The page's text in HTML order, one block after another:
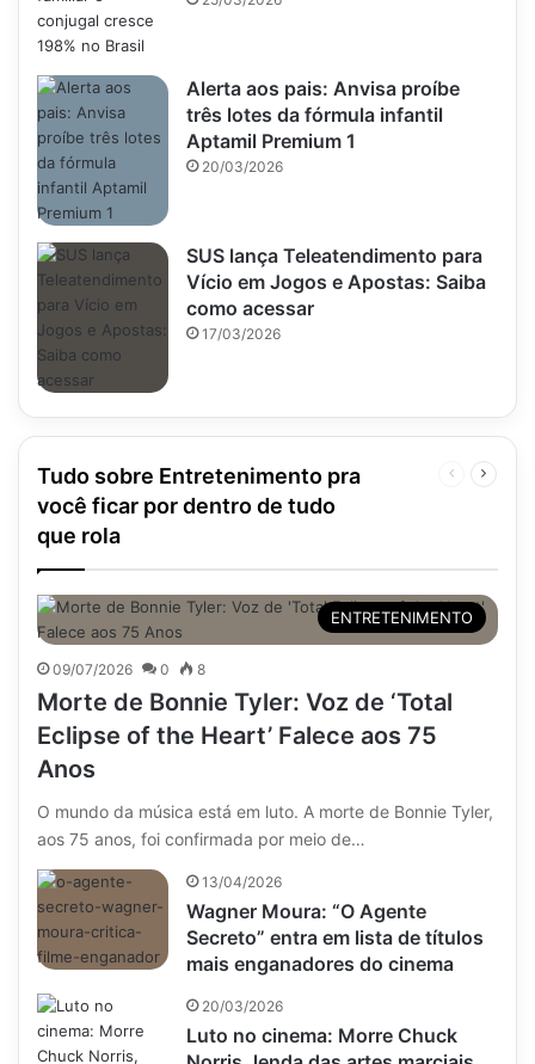
Alerta aos pais: Anvisa proíbe
três lotes da fórmula infantil
Aptamil Premium 1
20/03/2026
SUS lança Teleatendimento para
Vício em Jogos e Apostas: Saiba
como acessar
17/03/2026
Tudo sobre Entretenimento pra
você ficar por dentro de tudo
que rola
Página
ENTRETENIMENTO
09/07/2026 0 8
Morte de Bonnie Tyler: Voz de ‘Total
Eclipse of the Heart’ Falece aos 75
Anos
O mundo da música está em luto. A morte de Bonnie Tyler,
aos 75 anos, foi confirmada por meio de…
13/04/2026
Wagner Moura: “O Agente
Secreto” entra em lista de títulos
mais enganadores do cinema
20/03/2026
Luto no cinema: Morre Chuck